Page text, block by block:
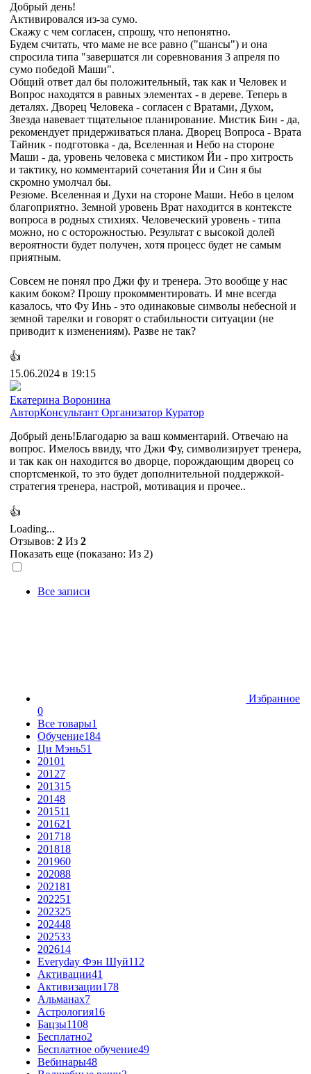
Добрый день!
Активировался из-за сумо.
Скажу с чем согласен, спрошу, что непонятно.
Будем считать, что маме не все равно ("шансы") и она
спросила типа "завершатся ли соревнования 3 апреля по
сумо победой Маши".
Общий ответ дал бы положительный, так как и Человек и
Вопрос находятся в равных элементах - в дереве. Теперь в
деталях. Дворец Человека - согласен с Вратами, Духом,
Звезда навевает тщательное планирование. Мистик Бин - да,
рекомендует придерживаться плана. Дворец Вопроса - Врата
Тайник - подготовка - да, Вселенная и Небо на стороне
Маши - да, уровень человека с мистиком Йи - про хитрость
и тактику, но комментарий сочетания Йи и Син я бы
скромно умолчал бы.
Резюме. Вселенная и Духи на стороне Маши. Небо в целом
благоприятно. Земной уровень Врат находится в контексте
вопроса в родных стихиях. Человеческий уровень - типа
можно, но с осторожностью. Результат с высокой долей
вероятности будет получен, хотя процесс будет не самым
приятным.
Совсем не понял про Джи фу и тренера. Это вообще у нас
каким боком? Прошу прокомментировать. И мне всегда
казалось, что Фу Инь - это одинаковые символы небесной и
земной тарелки и говорят о стабильности ситуации (не
приводит к изменениям). Разве не так?
👍
15.06.2024 в 19:15
Екатерина Воронина
АвторКонсультант Организатор Куратор
Добрый день!Благодарю за ваш комментарий. Отвечаю на
вопрос. Имелось ввиду, что Джи Фу, символизирует тренера,
и так как он находится во дворце, порождающим дворец со
спортсменкой, то это будет дополнительной поддержкой-
стратегия тренера, настрой, мотивация и прочее..
👍
Loading...
Отзывов: 2 Из 2
Показать еще (показано: Из 2)
Все записи
Избранное
0
Все товары1
Обучение184
Ци Мэнь51
20101
20127
201315
20148
201511
201621
201718
201818
201960
202088
202181
202251
202325
202448
202533
202614
Everyday Фэн Шуй112
Активации41
Активизации178
Альманах7
Астрология16
Бацзы1108
Бесплатно2
Бесплатное обучение49
Вебинары48